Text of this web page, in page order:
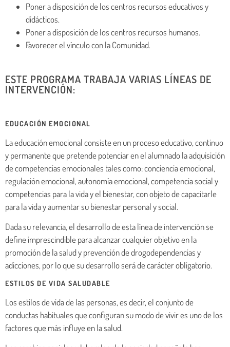
Poner a disposición de los centros recursos educativos y
didácticos.
Poner a disposición de los centros recursos humanos.
Favorecer el vínculo con la Comunidad.
ESTE PROGRAMA TRABAJA VARIAS LÍNEAS DE
INTERVENCIÓN:
EDUCACIÓN EMOCIONAL
La educación emocional consiste en un proceso educativo, continuo
y permanente que pretende potenciar en el alumnado la adquisición
de competencias emocionales tales como: conciencia emocional,
regulación emocional, autonomía emocional, competencia social y
competencias para la vida y el bienestar, con objeto de capacitarle
para la vida y aumentar su bienestar personal y social.
Dada su relevancia, el desarrollo de esta línea de intervención se
define imprescindible para alcanzar cualquier objetivo en la
promoción de la salud y prevención de drogodependencias y
adicciones, por lo que su desarrollo será de carácter obligatorio.
ESTILOS DE VIDA SALUDABLE
Los estilos de vida de las personas, es decir, el conjunto de
conductas habituales que configuran su modo de vivir es uno de los
factores que más influye en la salud.